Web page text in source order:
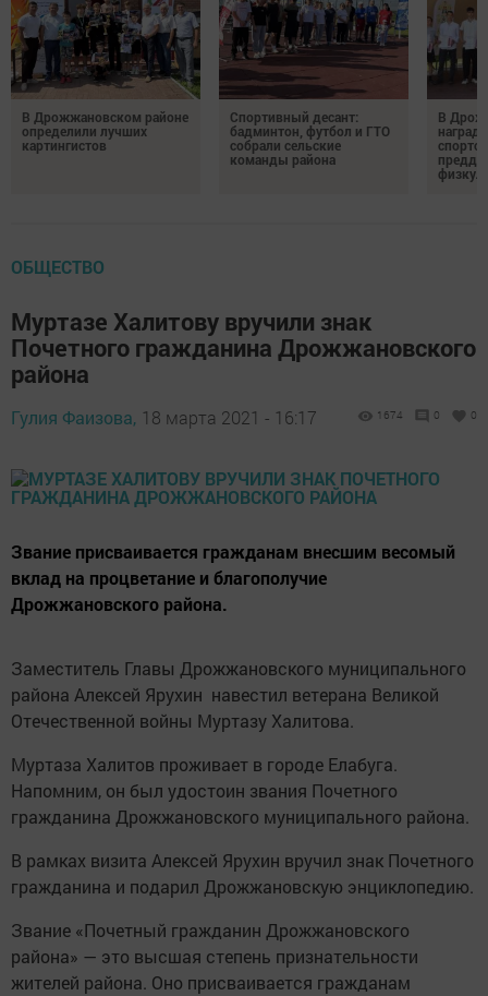
В Дрожжановском районе
определили лучших
картингистов
Спортивный десант:
бадминтон, футбол и ГТО
собрали сельские
команды района
В
ОБЩЕСТВО
Муртазе Халитову вручили знак
Почетного гражданина Дрожжановского
района
Гулия Фаизова, 18 марта 2021 - 16:17 1674 0 0
Звание присваивается гражданам внесшим весомый
вклад на процветание и благополучие
Дрожжановского района.
Заместитель Главы Дрожжановского муниципального
района Алексей Ярухин навестил ветерана Великой
Отечественной войны Муртазу Халитова.
Муртаза Халитов проживает в городе Елабуга.
Напомним, он был удостоин звания Почетного
гражданина Дрожжановского муниципального района.
В рамках визита Алексей Ярухин вручил знак Почетного
гражданина и подарил Дрожжановскую энциклопедию.
Звание «Почетный гражданин Дрожжановского
района» — это высшая степень признательности
жителей района. Оно присваивается гражданам